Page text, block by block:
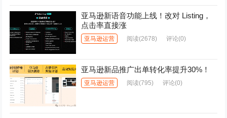
亚马逊新语音功能上线！改对 Listing，
点击率直接涨
亚马逊运营 阅读(2678) 评论(0)
亚马逊新品推广出单转化率提升30%！
亚马逊运营 阅读(795) 评论(0)